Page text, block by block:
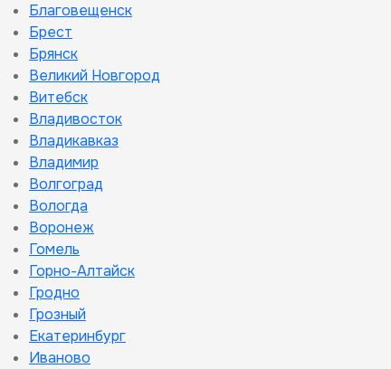
Благовещенск
Брест
Брянск
Великий Новгород
Витебск
Владивосток
Владикавказ
Владимир
Волгоград
Вологда
Воронеж
Гомель
Горно-Алтайск
Гродно
Грозный
Екатеринбург
Иваново